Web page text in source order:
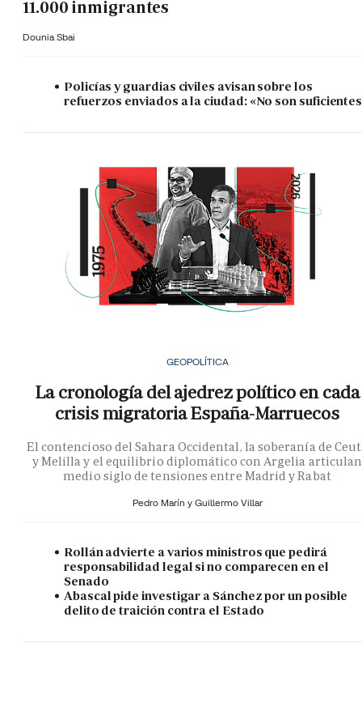
11.000 inmigrantes
Dounia Sbai
Policías y guardias civiles avisan sobre los
refuerzos enviados a la ciudad: «No son
GEOPOLÍTICA
La cronología del ajedrez político en cada
crisis migratoria España-Marruecos
El contencioso del Sahara Occidental, la soberanía de
y Melilla y el equilibrio diplomático con Argelia articulan
medio siglo de tensiones entre Madrid y Rabat
Pedro Marín y Guillermo Villar
Rollán advierte a varios ministros que pedirá
responsabilidad legal si no comparecen en el
Senado
Abascal pide investigar a Sánchez por un posible
delito de traición contra el Estado